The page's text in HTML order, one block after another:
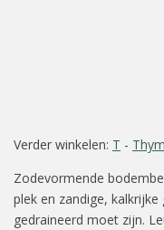
Verder winkelen: T -
Zodevormende
plek en zandige,
gedraineerd moet zijn.